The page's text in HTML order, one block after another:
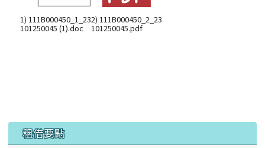
1) 111B000450_1_23
101250045 (1).doc
2) 111B000450_2_23
101250045.pdf
左邊區域內容
租借要點